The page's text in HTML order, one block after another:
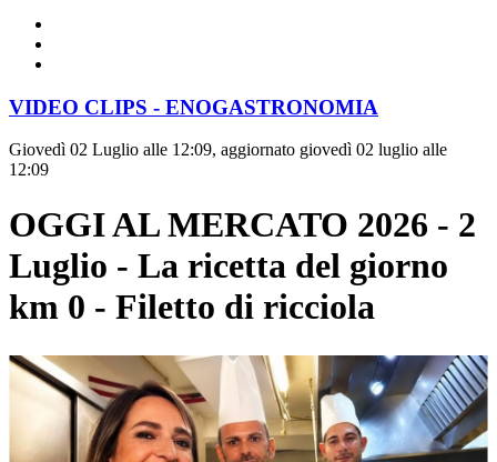
VIDEO CLIPS - ENOGASTRONOMIA
Giovedì 02 Luglio alle 12:09, aggiornato giovedì 02 luglio alle
12:09
OGGI AL MERCATO 2026 - 2
Luglio - La ricetta del giorno
km 0 - Filetto di ricciola